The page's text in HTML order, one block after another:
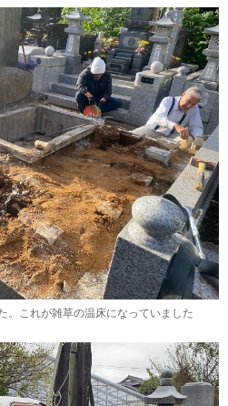
。これが雑草の温床になっていました